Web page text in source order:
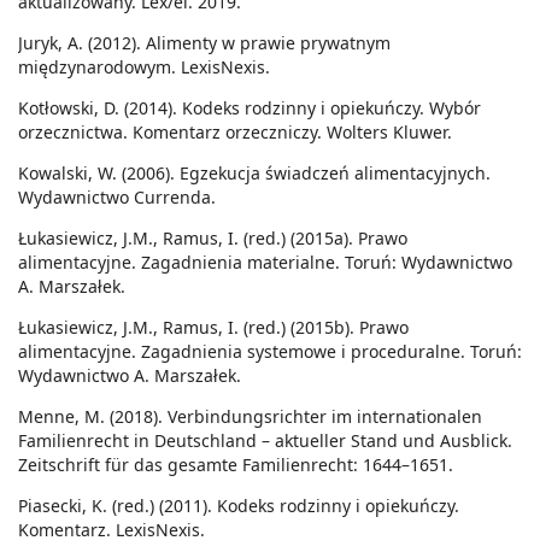
Juryk, A. (2012). Alimenty w prawie prywatnym
międzynarodowym. LexisNexis.
Kotłowski, D. (2014). Kodeks rodzinny i opiekuńczy. Wybór
orzecznictwa. Komentarz orzeczniczy. Wolters Kluwer.
Kowalski, W. (2006). Egzekucja świadczeń alimentacyjnych.
Wydawnictwo Currenda.
Łukasiewicz, J.M., Ramus, I. (red.) (2015a). Prawo
alimentacyjne. Zagadnienia materialne. Toruń: Wydawnictwo
A. Marszałek.
Łukasiewicz, J.M., Ramus, I. (red.) (2015b). Prawo
alimentacyjne. Zagadnienia systemowe i proceduralne. Toruń:
Wydawnictwo A. Marszałek.
Menne, M. (2018). Verbindungsrichter im internationalen
Familienrecht in Deutschland – aktueller Stand und Ausblick.
Zeitschrift für das gesamte Familienrecht: 1644–1651.
Piasecki, K. (red.) (2011). Kodeks rodzinny i opiekuńczy.
Komentarz. LexisNexis.